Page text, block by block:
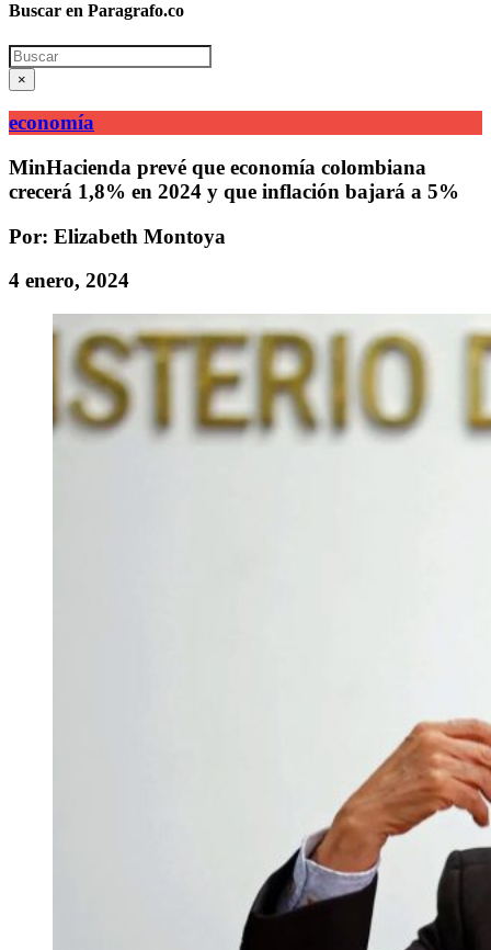
Buscar en Paragrafo.co
Search
×
economía
MinHacienda prevé que economía colombiana
crecerá 1,8% en 2024 y que inflación bajará a 5%
Por: Elizabeth Montoya
4 enero, 2024